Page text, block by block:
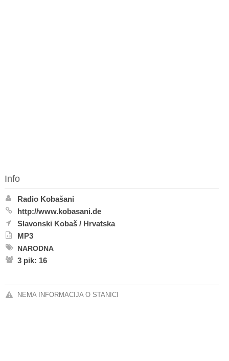
Info
Radio Kobašani
http://www.kobasani.de
Slavonski Kobaš / Hrvatska
MP3
NARODNA
3 pik: 16
NEMA INFORMACIJA O STANICI